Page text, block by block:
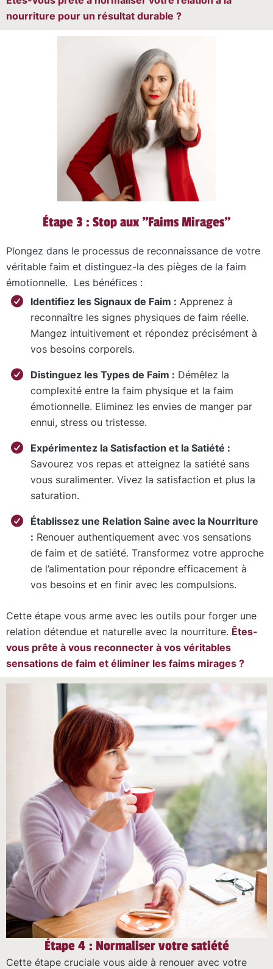
nourriture pour un résultat durable ?
Étape 3 : Stop aux "Faims Mirages"
Plongez dans le processus de reconnaissance de votre
véritable faim et distinguez-la des pièges de la faim
émotionnelle. Les bénéfices :
Identifiez les Signaux de Faim : Apprenez à
reconnaître les signes physiques de faim réelle.
Mangez intuitivement et répondez précisément à
vos besoins corporels.
Distinguez les Types de Faim : Démêlez la
complexité entre la faim physique et la faim
émotionnelle. Eliminez les envies de manger par
ennui, stress ou tristesse.
Expérimentez la Satisfaction et la Satiété :
Savourez vos repas et atteignez la satiété sans
vous suralimenter. Vivez la satisfaction et plus la
saturation.
Établissez une Relation Saine avec la Nourriture
: Renouer authentiquement avec vos sensations
de faim et de satiété. Transformez votre approche
de l’alimentation pour répondre efficacement à
vos besoins et en finir avec les compulsions.
Cette étape vous arme avec les outils pour forger une
relation détendue et naturelle avec la nourriture. Êtes-
vous prête à vous reconnecter à vos véritables
sensations de faim et éliminer les faims mirages ?
Étape 4 : Normaliser votre satiété
Cette étape cruciale vous aide à renouer avec votre